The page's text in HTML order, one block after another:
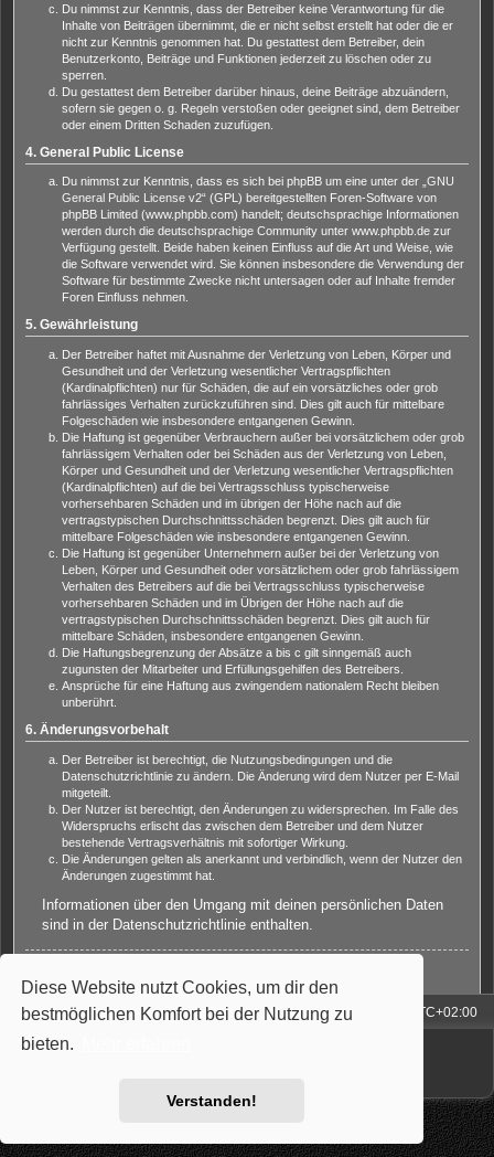
Diese Website nutzt Cookies, um dir den
bestmöglichen Komfort bei der Nutzung zu
bieten.
Verstanden!
Du nimmst zur Kenntnis, dass der Betreiber keine Verantwortung für die
Inhalte von Beiträgen übernimmt, die er nicht selbst erstellt hat oder die er
nicht zur Kenntnis genommen hat. Du gestattest dem Betreiber, dein
Benutzerkonto, Beiträge und Funktionen jederzeit zu löschen oder zu
sperren.
Du gestattest dem Betreiber darüber hinaus, deine Beiträge abzuändern,
sofern sie gegen o. g. Regeln verstoßen oder geeignet sind, dem Betreiber
oder einem Dritten Schaden zuzufügen.
4. General Public License
Du nimmst zur Kenntnis, dass es sich bei phpBB um eine unter der „GNU
General Public License v2“ (GPL) bereitgestellten Foren-Software von
phpBB Limited (www.phpbb.com) handelt; deutschsprachige Informationen
werden durch die deutschsprachige Community unter www.phpbb.de zur
Verfügung gestellt. Beide haben keinen Einfluss auf die Art und Weise, wie
die Software verwendet wird. Sie können insbesondere die Verwendung der
Software für bestimmte Zwecke nicht untersagen oder auf Inhalte fremder
Foren Einfluss nehmen.
5. Gewährleistung
Der Betreiber haftet mit Ausnahme der Verletzung von Leben, Körper und
Gesundheit und der Verletzung wesentlicher Vertragspflichten
(Kardinalpflichten) nur für Schäden, die auf ein vorsätzliches oder grob
fahrlässiges Verhalten zurückzuführen sind. Dies gilt auch für mittelbare
Folgeschäden wie insbesondere entgangenen Gewinn.
Die Haftung ist gegenüber Verbrauchern außer bei vorsätzlichem oder grob
fahrlässigem Verhalten oder bei Schäden aus der Verletzung von Leben,
Körper und Gesundheit und der Verletzung wesentlicher Vertragspflichten
(Kardinalpflichten) auf die bei Vertragsschluss typischerweise
vorhersehbaren Schäden und im übrigen der Höhe nach auf die
vertragstypischen Durchschnittsschäden begrenzt. Dies gilt auch für
mittelbare Folgeschäden wie insbesondere entgangenen Gewinn.
Die Haftung ist gegenüber Unternehmern außer bei der Verletzung von
Leben, Körper und Gesundheit oder vorsätzlichem oder grob fahrlässigem
Verhalten des Betreibers auf die bei Vertragsschluss typischerweise
vorhersehbaren Schäden und im Übrigen der Höhe nach auf die
vertragstypischen Durchschnittsschäden begrenzt. Dies gilt auch für
mittelbare Schäden, insbesondere entgangenen Gewinn.
Die Haftungsbegrenzung der Absätze a bis c gilt sinngemäß auch
zugunsten der Mitarbeiter und Erfüllungsgehilfen des Betreibers.
Ansprüche für eine Haftung aus zwingendem nationalem Recht bleiben
unberührt.
6. Änderungsvorbehalt
Der Betreiber ist berechtigt, die Nutzungsbedingungen und die
Datenschutzrichtlinie zu ändern. Die Änderung wird dem Nutzer per E-Mail
mitgeteilt.
Der Nutzer ist berechtigt, den Änderungen zu widersprechen. Im Falle des
Widerspruchs erlischt das zwischen dem Betreiber und dem Nutzer
bestehende Vertragsverhältnis mit sofortiger Wirkung.
Die Änderungen gelten als anerkannt und verbindlich, wenn der Nutzer den
Änderungen zugestimmt hat.
Informationen über den Umgang mit deinen persönlichen Daten
sind in der Datenschutzrichtlinie enthalten.
Foren-Übersicht Alle Zeiten sind UTC+02:00
Powered by
Deutsche Übersetzung durch